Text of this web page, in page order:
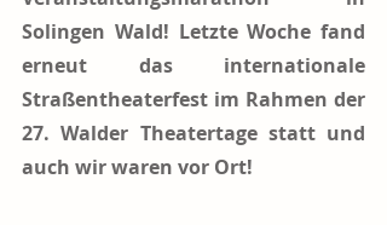
Solingen Wald! Letzte Woche fand
erneut das internationale
Straßentheaterfest im Rahmen der
27. Walder Theatertage statt und
auch wir waren vor Ort!